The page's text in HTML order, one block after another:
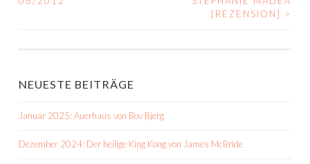
NAVIGATION
[REZENSION]
>
NEUESTE BEITRÄGE
Januar 2025: Auerhaus von Bov Bjerg
Dezember 2024: Der heilige King Kong von James McBride